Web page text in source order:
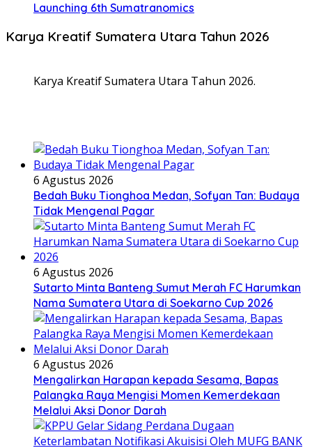
Launching 6th Sumatranomics
Karya Kreatif Sumatera Utara Tahun 2026
Karya Kreatif Sumatera Utara Tahun 2026.
6 Agustus 2026
Bedah Buku Tionghoa Medan, Sofyan Tan: Budaya
Tidak Mengenal Pagar
6 Agustus 2026
Sutarto Minta Banteng Sumut Merah FC Harumkan
Nama Sumatera Utara di Soekarno Cup 2026
6 Agustus 2026
Mengalirkan Harapan kepada Sesama, Bapas
Palangka Raya Mengisi Momen Kemerdekaan
Melalui Aksi Donor Darah